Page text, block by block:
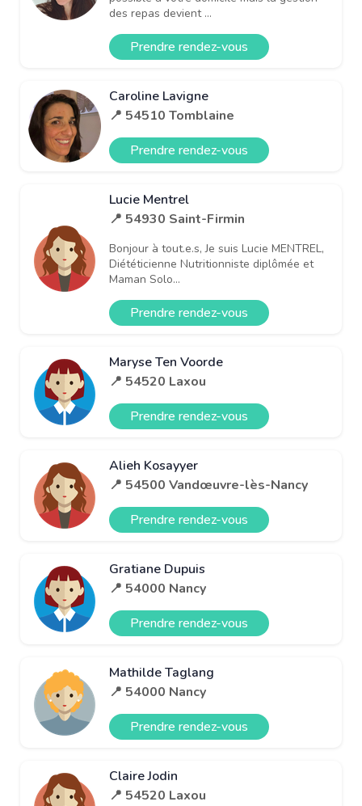
des repas devient ...
Prendre rendez-vous
Caroline Lavigne
📍 54510 Tomblaine
Prendre rendez-vous
Lucie Mentrel
📍 54930 Saint-Firmin
Bonjour à tout.e.s, Je suis Lucie MENTREL,
Diététicienne Nutritionniste diplômée et
Maman Solo...
Prendre rendez-vous
Maryse Ten Voorde
📍 54520 Laxou
Prendre rendez-vous
Alieh Kosayyer
📍 54500 Vandœuvre-lès-Nancy
Prendre rendez-vous
Gratiane Dupuis
📍 54000 Nancy
Prendre rendez-vous
Mathilde Taglang
📍 54000 Nancy
Prendre rendez-vous
Claire Jodin
📍 54520 Laxou